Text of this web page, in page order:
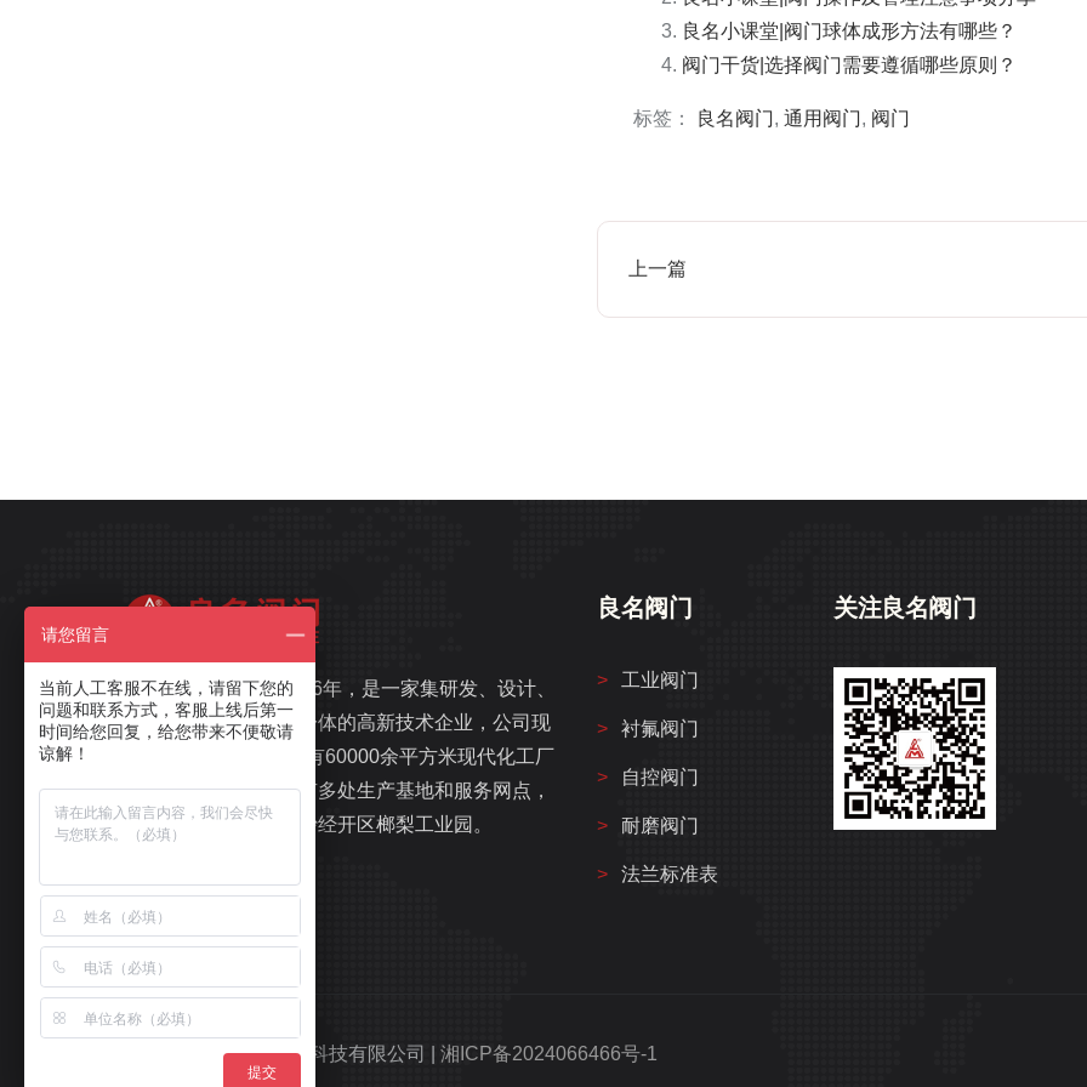
良名小课堂|阀门球体成形方法有哪些？
阀门干货|选择阀门需要遵循哪些原则？
标签： 良名阀门, 通用阀门, 阀门
上一篇
良名阀门，始建于1996年，是一家集研发、设计、
生产、销售、服务于一体的高新技术企业，公司现
注册资金1.1亿元，拥有60000余平方米现代化工厂
和办公楼，在国内拥有多处生产基地和服务网点，
总部坐落于湖南省长沙经开区榔梨工业园。
良名阀门
工业阀门
衬氟阀门
自控阀门
耐磨阀门
法兰标准表
关注良名阀门
Copyright © 良名阀门科技有限公司 | 湘ICP备2024066466号-1
请您留言
当前人工客服不在线，请留下您的
问题和联系方式，客服上线后第一
时间给您回复，给您带来不便敬请
谅解！
提交